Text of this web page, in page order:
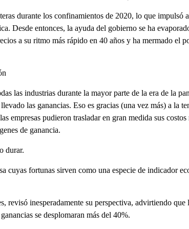
durante los confinamientos de 2020, lo que impulsó
Desde entonces, la ayuda del gobierno se ha
a su ritmo más rápido en 40 años y ha mermado el
las industrias durante la mayor parte de la era de la
las ganancias. Eso es gracias (una vez más) a la
empresas pudieron trasladar en gran medida sus costos
de ganancia.
durar.
cuyas fortunas sirven como una especie de indicador
revisó inesperadamente su perspectiva, advirtiendo que
se desplomaran más del 40%.